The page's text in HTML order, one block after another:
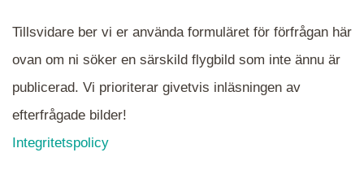
Tillsvidare ber vi er använda formuläret för förfrågan här
ovan om ni söker en särskild flygbild som inte ännu är
publicerad. Vi prioriterar givetvis inläsningen av
efterfrågade bilder!
Integritetspolicy